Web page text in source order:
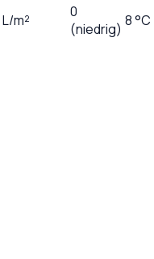
L/m²
0
(niedrig) 8 °C